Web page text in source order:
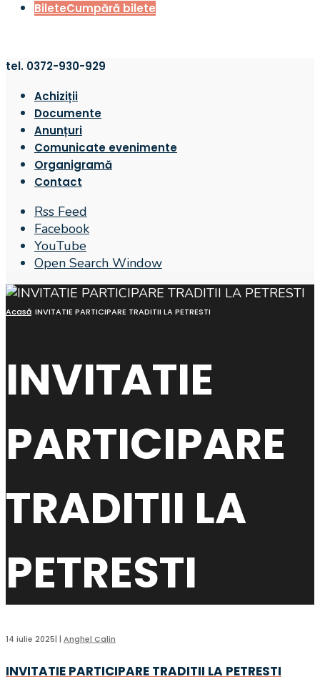
BileteCumpără bilete
tel. 0372-930-929
Achiziții
Documente
Anunțuri
Comunicate evenimente
Organigramă
Contact
Rss Feed
Facebook
YouTube
Open Search Window
Acasă INVITATIE PARTICIPARE TRADITII LA PETRESTI
INVITATIE
PARTICIPARE
TRADITII LA
PETRESTI
14 iulie 2025| | Anghel Calin
INVITATIE PARTICIPARE TRADITII LA PETRESTI